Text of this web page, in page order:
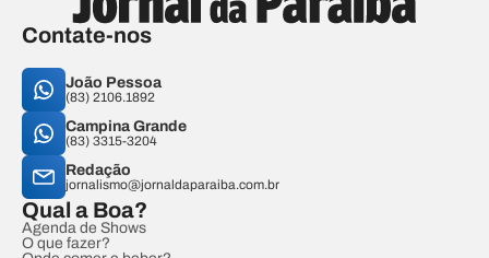
Contate-nos
João Pessoa
(83) 2106.1892
Campina Grande
(83) 3315-3204
Redação
jornalismo@jornaldaparaiba.com.br
Qual a Boa?
Agenda de Shows
O que fazer?